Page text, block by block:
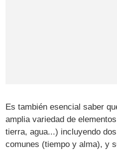
Es también esencial saber
amplia variedad de
tierra, agua...) incluyendo
comunes (tiempo y alma), y